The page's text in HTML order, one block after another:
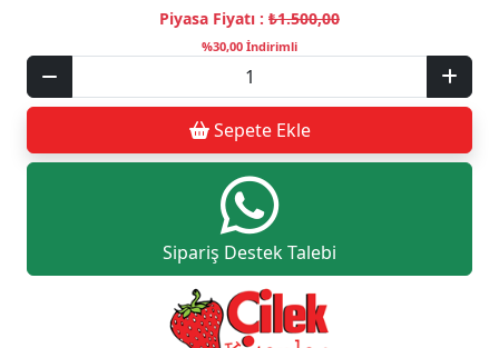
Piyasa Fiyatı : ₺1.500,00
%30,00 İndirimli
Sepete Ekle
Sipariş Destek Talebi